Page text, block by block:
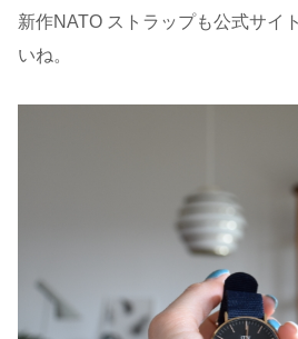
新作NATO ストラップも公式サイ
いね。